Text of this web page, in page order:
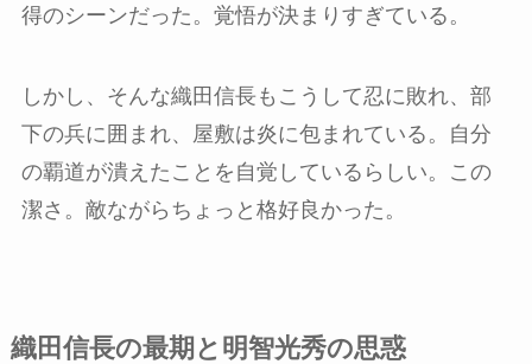
得のシーンだった。覚悟が決まりすぎている。
しかし、そんな織田信長もこうして忍に敗れ、部
下の兵に囲まれ、屋敷は炎に包まれている。自分
の覇道が潰えたことを自覚しているらしい。この
潔さ。敵ながらちょっと格好良かった。
織田信長の最期と明智光秀の思惑